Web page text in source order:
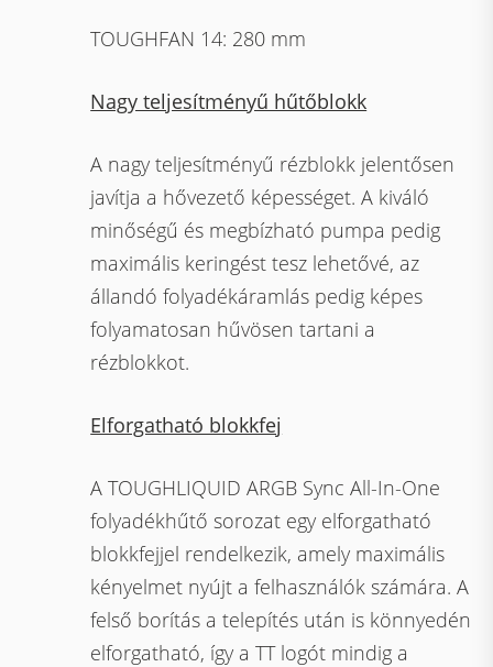
TOUGHFAN 14: 280 mm
Nagy teljesítményű hűtőblokk
A nagy teljesítményű rézblokk jelentősen
javítja a hővezető képességet. A kiváló
minőségű és megbízható pumpa pedig
maximális keringést tesz lehetővé, az
állandó folyadékáramlás pedig képes
folyamatosan hűvösen tartani a
rézblokkot.
Elforgatható blokkfej
A TOUGHLIQUID ARGB Sync All-In-One
folyadékhűtő sorozat egy elforgatható
blokkfejjel rendelkezik, amely maximális
kényelmet nyújt a felhasználók számára. A
felső borítás a telepítés után is könnyedén
elforgatható, így a TT logót mindig a